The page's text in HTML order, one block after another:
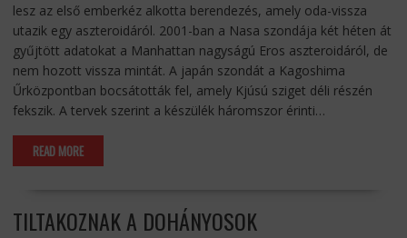
lesz az első emberkéz alkotta berendezés, amely oda-vissza
utazik egy aszteroidáról. 2001-ban a Nasa szondája két héten át
gyűjtött adatokat a Manhattan nagyságú Eros aszteroidáról, de
nem hozott vissza mintát. A japán szondát a Kagoshima
Űrközpontban bocsátották fel, amely Kjúsú sziget déli részén
fekszik. A tervek szerint a készülék háromszor érinti…
READ MORE
TILTAKOZNAK A DOHÁNYOSOK